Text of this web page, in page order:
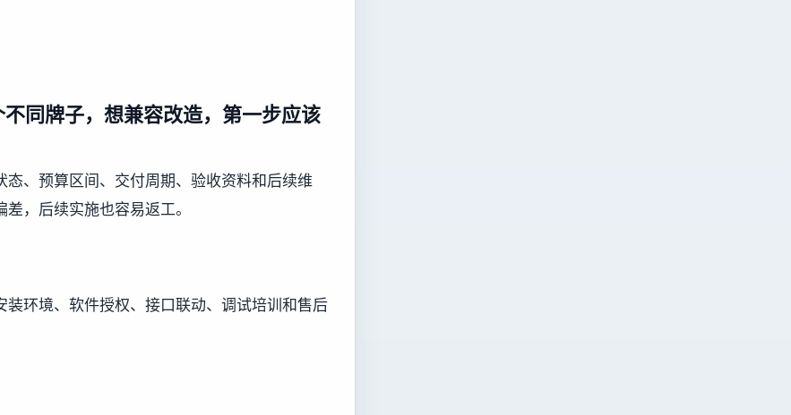
同牌子，想兼容改造，第一步应该
、预算区间、交付周期、验收资料和后续维
，后续实施也容易返工。
环境、软件授权、接口联动、调试培训和售后